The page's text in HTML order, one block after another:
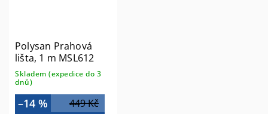
Polysan Prahová
lišta, 1 m MSL612
Skladem (expedice do 3
dnů)
449 Kč
–14 %